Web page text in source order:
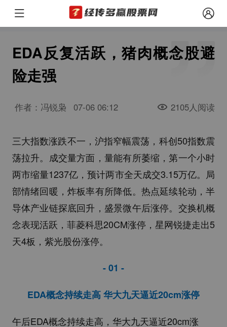
EDA反复活跃，猪肉概念股避
险走强
作者：冯锐枭 07-06 06:12 2105人阅读
三大指数涨跌不一，沪指窄幅震荡，科创50指数震
荡拉升。成交量方面，量能有所萎缩，第一个小时
两市缩量1237亿，预计两市全天成交3.15万亿。局
部情绪回暖，炸板率有所降低。热点延续轮动，半
导体产业链探底回升，盛景微午后涨停。交换机概
念表现活跃，菲菱科思20CM涨停，星网锐捷走出5
天4板，紫光股份涨停。
- 01 -
EDA概念持续走高 华大九天逼近20cm涨停
午后EDA概念持续走高，华大九天逼近20cm涨